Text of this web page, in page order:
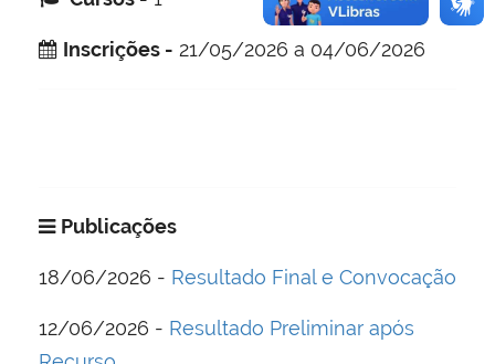
Inscrições - 21/05/2026 a 04/06/2026
Publicações
18/06/2026 - Resultado Final e Convocação
12/06/2026 - Resultado Preliminar após